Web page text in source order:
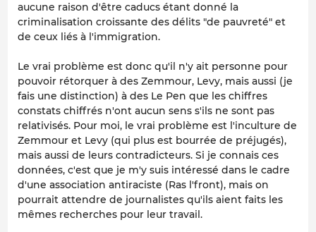
aucune raison d'être caducs étant donné la
criminalisation croissante des délits "de pauvreté" et
de ceux liés à l'immigration.
Le vrai problème est donc qu'il n'y ait personne pour
pouvoir rétorquer à des Zemmour, Levy, mais aussi (je
fais une distinction) à des Le Pen que les chiffres
constats chiffrés n'ont aucun sens s'ils ne sont pas
relativisés. Pour moi, le vrai problème est l'inculture de
Zemmour et Levy (qui plus est bourrée de préjugés),
mais aussi de leurs contradicteurs. Si je connais ces
données, c'est que je m'y suis intéressé dans le cadre
d'une association antiraciste (Ras l'front), mais on
pourrait attendre de journalistes qu'ils aient faits les
mêmes recherches pour leur travail.